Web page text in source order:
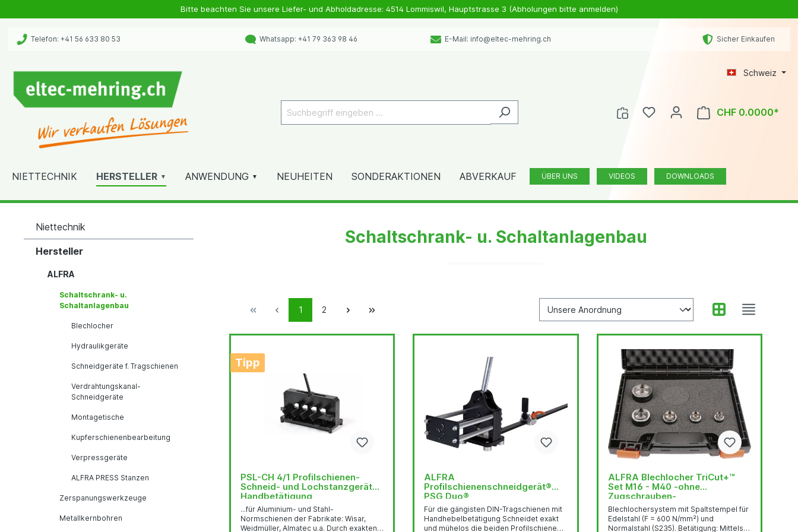
Bitte beachten Sie unsere Liefer- und Abholdadresse: 4514 Lommiswil, Hauptstrasse 3 (Abholungen bitte anmelden)
Telefon: +41 56 633 80 53 Whatsapp: +41 79 363 98 46 E-Mail: info@eltec-mehring.ch Sicher Einkaufen
Schweiz
CHF 0.0000*
NIETTECHNIK HERSTELLER ANWENDUNG NEUHEITEN SONDERAKTIONEN ABVERKAUF ÜBER UNS VIDEOS DOWNLOADS
Niettechnik
Hersteller
ALFRA
Schaltschrank- u.
Schaltanlagenbau
Blechlocher
Hydraulikgeräte
Schneidgeräte f. Tragschienen
Verdrahtungskanal-
Schneidgeräte
Montagetische
Kupferschienenbearbeitung
Verpressgeräte
ALFRA PRESS Stanzen
Zerspanungswerkzeuge
Metallkernbohren
Schaltschrank- u. Schaltanlagenbau
1 2
Tipp
PSL-CH 4/1 Profilschienen-
Schneid- und Lochstanzgerät
Handbetätigung
...für Aluminium- und Stahl-
Normschienen der Fabrikate: Wisar,
Weidmüller, Almatec u.a. Durch exakten
ALFRA
Profilschienenschneidgerät®
PSG Duo®
Für die gängisten DIN-Tragschienen mit
Handhebelbetätigung Schneidet exakt
und mühelos die beiden Profilschienen
ALFRA Blechlocher TriCut+™
Set M16 - M40 -ohne
Zugschrauben-
Blechlochersystem mit Spaltstempel für
Edelstahl (F = 600 N/mm²) und
Normalstahl (S235). Betätigung: Mittels